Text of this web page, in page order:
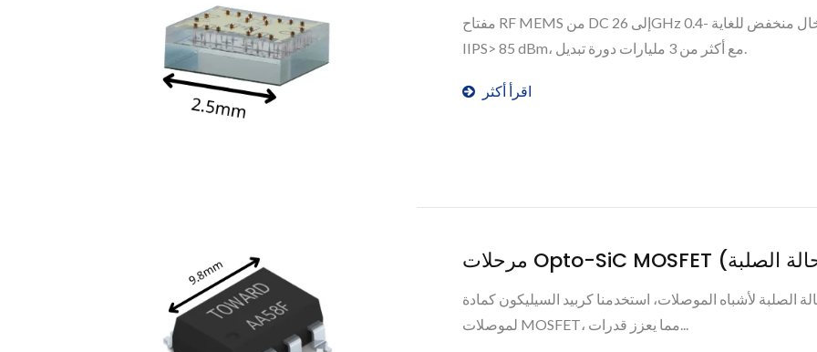
مفتاح RF MEMS من DC إلى 26GHz يوفر فقدان إدخال منخفض للغاية -0.4dB عند 6GHz، مع خطية متفوقة مع
IIPS> 85 dBm، مع أكثر من 3 مليارات دورة تبديل.
اقرأ أكثر
الصلبة لأشباه الموصلات، استخدمنا كربيد السيليكون كمادة
لموصلات MOSFET، مما يعزز قدرات...